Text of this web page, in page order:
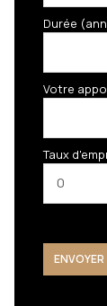
Durée
Votre
Taux
ENVOYER